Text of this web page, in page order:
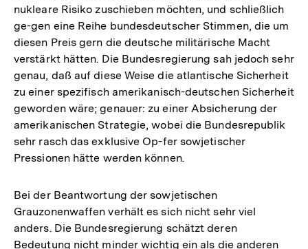
nukleare Risiko zuschieben möchten, und schließlich
ge-gen eine Reihe bundesdeutscher Stimmen, die um
diesen Preis gern die deutsche militärische Macht
verstärkt hätten. Die Bundesregierung sah jedoch sehr
genau, daß auf diese Weise die atlantische Sicherheit
zu einer spezifisch amerikanisch-deutschen Sicherheit
geworden wäre; genauer: zu einer Absicherung der
amerikanischen Strategie, wobei die Bundesrepublik
sehr rasch das exklusive Op-fer sowjetischer
Pressionen hätte werden können.
Bei der Beantwortung der sowjetischen
Grauzonenwaffen verhält es sich nicht sehr viel
anders. Die Bundesregierung schätzt deren
Bedeutung nicht minder wichtig ein als die anderen